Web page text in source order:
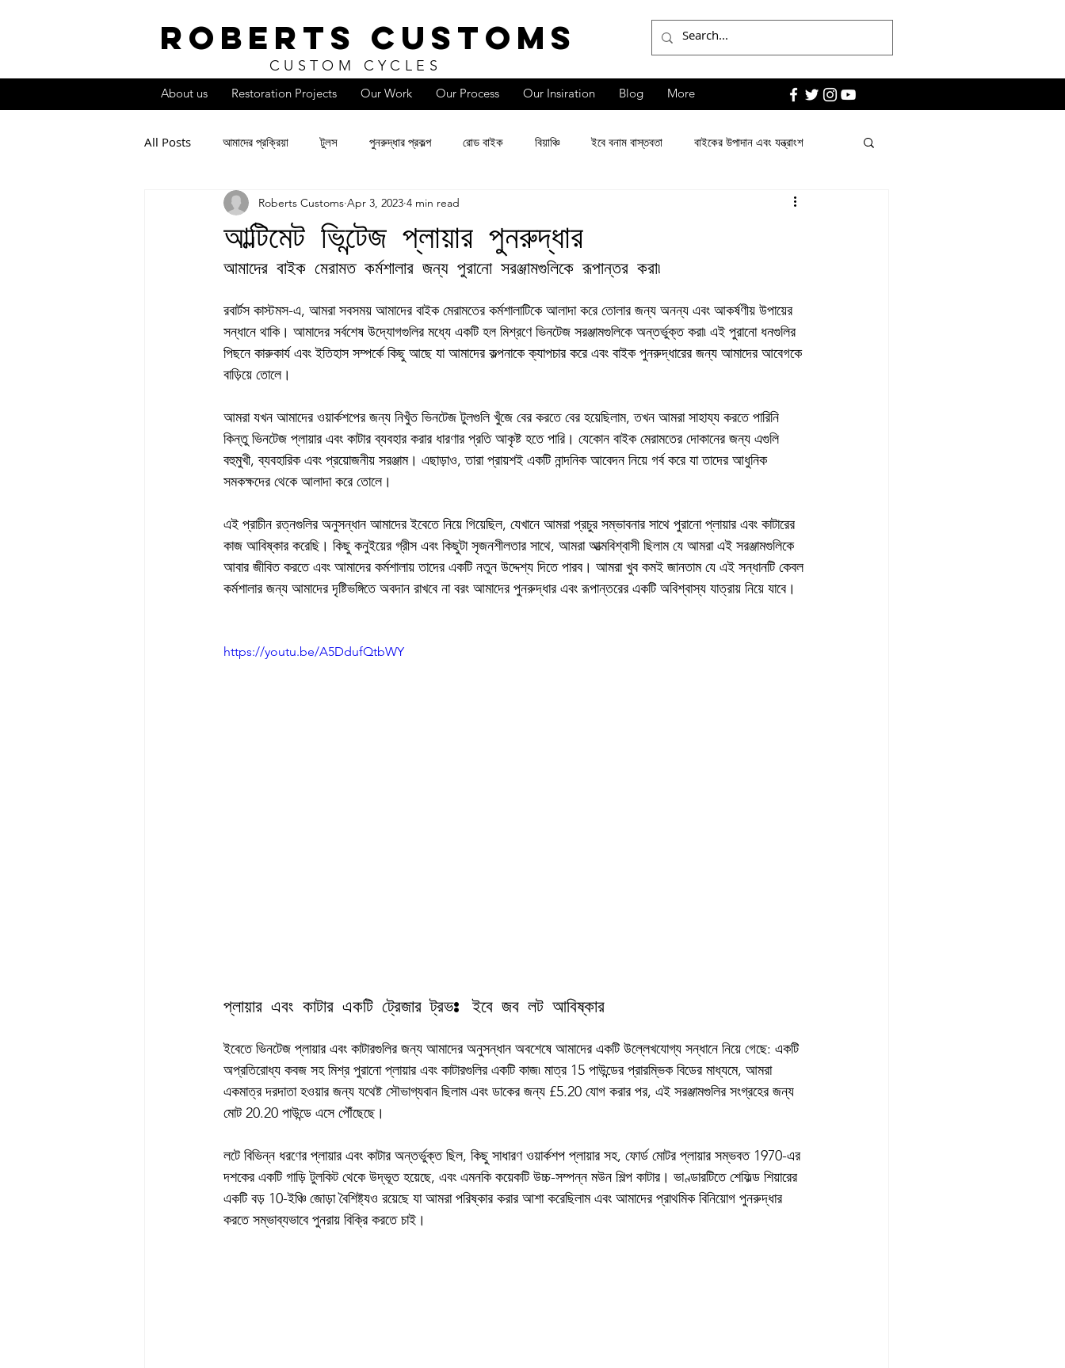
ROBERTS CUSTOMS
CUSTOM CYCLES
About us Restoration Projects Our Work Our Process Our Insiration Blog More
All Posts আমাদের প্রক্রিয়া টুলস পুনরুদ্ধার প্রকল্প রোড বাইক বিয়াঞ্চি ইবে বনাম বাস্তবতা বাইকের উপাদান এবং যন্ত্রাংশ
আল্টিমেট ভিন্টেজ প্লায়ার পুনরুদ্ধার
Roberts Customs Apr 3, 2023 4 min read
আমাদের বাইক মেরামত কর্মশালার জন্য পুরানো সরঞ্জামগুলিকে রূপান্তর করা৷
রবার্টস কাস্টমস-এ, আমরা সবসময় আমাদের বাইক মেরামতের কর্মশালাটিকে আলাদা করে তোলার জন্য অনন্য এবং আকর্ষণীয় উপায়ের
সন্ধানে থাকি। আমাদের সর্বশেষ উদ্যোগগুলির মধ্যে একটি হল মিশ্রণে ভিনটেজ সরঞ্জামগুলিকে অন্তর্ভুক্ত করা৷ এই পুরানো ধনগুলির
পিছনে কারুকার্য এবং ইতিহাস সম্পর্কে কিছু আছে যা আমাদের কল্পনাকে ক্যাপচার করে এবং বাইক পুনরুদ্ধারের জন্য আমাদের আবেগকে
বাড়িয়ে তোলে।
আমরা যখন আমাদের ওয়ার্কশপের জন্য নিখুঁত ভিনটেজ টুলগুলি খুঁজে বের করতে বের হয়েছিলাম, তখন আমরা সাহায্য করতে পারিনি
কিন্তু ভিনটেজ প্লায়ার এবং কাটার ব্যবহার করার ধারণার প্রতি আকৃষ্ট হতে পারি। যেকোন বাইক মেরামতের দোকানের জন্য এগুলি
বহুমুখী, ব্যবহারিক এবং প্রয়োজনীয় সরঞ্জাম। এছাড়াও, তারা প্রায়শই একটি নান্দনিক আবেদন নিয়ে গর্ব করে যা তাদের আধুনিক
সমকক্ষদের থেকে আলাদা করে তোলে।
এই প্রাচীন রত্নগুলির অনুসন্ধান আমাদের ইবেতে নিয়ে গিয়েছিল, যেখানে আমরা প্রচুর সম্ভাবনার সাথে পুরানো প্লায়ার এবং কাটারের
কাজ আবিষ্কার করেছি। কিছু কনুইয়ের গ্রীস এবং কিছুটা সৃজনশীলতার সাথে, আমরা আত্মবিশ্বাসী ছিলাম যে আমরা এই সরঞ্জামগুলিকে
আবার জীবিত করতে এবং আমাদের কর্মশালায় তাদের একটি নতুন উদ্দেশ্য দিতে পারব। আমরা খুব কমই জানতাম যে এই সন্ধানটি কেবল
কর্মশালার জন্য আমাদের দৃষ্টিভঙ্গিতে অবদান রাখবে না বরং আমাদের পুনরুদ্ধার এবং রূপান্তরের একটি অবিশ্বাস্য যাত্রায় নিয়ে যাবে।
https://youtu.be/A5DdufQtbWY
প্লায়ার এবং কাটার একটি ট্রেজার ট্রভ: ইবে জব লট আবিষ্কার
ইবেতে ভিনটেজ প্লায়ার এবং কাটারগুলির জন্য আমাদের অনুসন্ধান অবশেষে আমাদের একটি উল্লেখযোগ্য সন্ধানে নিয়ে গেছে: একটি
অপ্রতিরোধ্য কবজ সহ মিশ্র পুরানো প্লায়ার এবং কাটারগুলির একটি কাজ৷ মাত্র 15 পাউন্ডের প্রারম্ভিক বিডের মাধ্যমে, আমরা
একমাত্র দরদাতা হওয়ার জন্য যথেষ্ট সৌভাগ্যবান ছিলাম এবং ডাকের জন্য £5.20 যোগ করার পর, এই সরঞ্জামগুলির সংগ্রহের জন্য
মোট 20.20 পাউন্ডে এসে পৌঁছেছে।
লটে বিভিন্ন ধরণের প্লায়ার এবং কাটার অন্তর্ভুক্ত ছিল, কিছু সাধারণ ওয়ার্কশপ প্লায়ার সহ, ফোর্ড মোটর প্লায়ার সম্ভবত 1970-এর
দশকের একটি গাড়ি টুলকিট থেকে উদ্ভূত হয়েছে, এবং এমনকি কয়েকটি উচ্চ-সম্পন্ন মউন শিল্প কাটার। ভাণ্ডারটিতে শেফিল্ড শিয়ারের
একটি বড় 10-ইঞ্চি জোড়া বৈশিষ্ট্যও রয়েছে যা আমরা পরিষ্কার করার আশা করেছিলাম এবং আমাদের প্রাথমিক বিনিয়োগ পুনরুদ্ধার
করতে সম্ভাব্যভাবে পুনরায় বিক্রি করতে চাই।